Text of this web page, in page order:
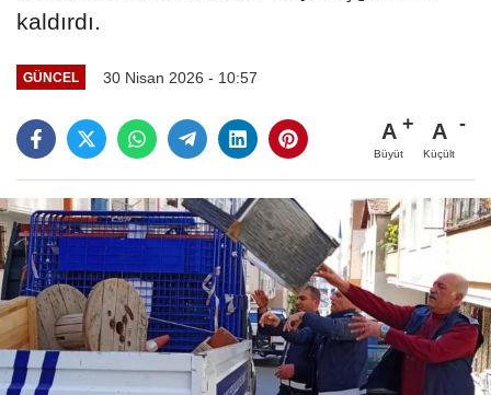
kaldırdı.
GÜNCEL 30 Nisan 2026 - 10:57
A
Büyüt
A
Küçült